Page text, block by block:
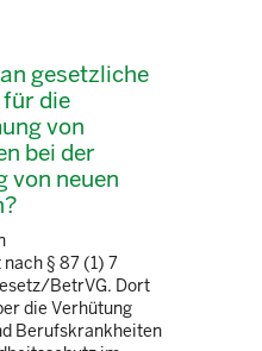
gesetzliche
die
von
bei der
von neuen
§ 87 (1) 7
BetrVG. Dort
die Verhütung
Berufskrankheiten